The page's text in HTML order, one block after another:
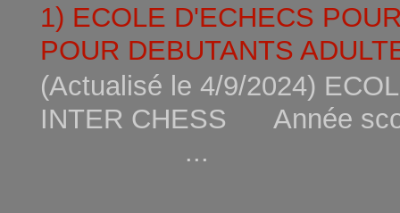
1) ECOLE D'ECHECS
POUR DEBUTANTS
(Actualisé le 4/9/2024)
INTER CHESS Année
...